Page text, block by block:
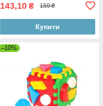
143,10 ₴ 159 ₴
Купити
–10%